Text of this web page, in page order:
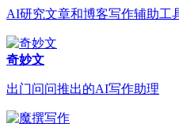
AI研究文章和博客写作辅助工
奇妙文
出门问问推出的AI写作助理